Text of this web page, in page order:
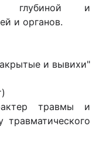
глубиной и
и органов.
и вывихи"
травмы и
травматического